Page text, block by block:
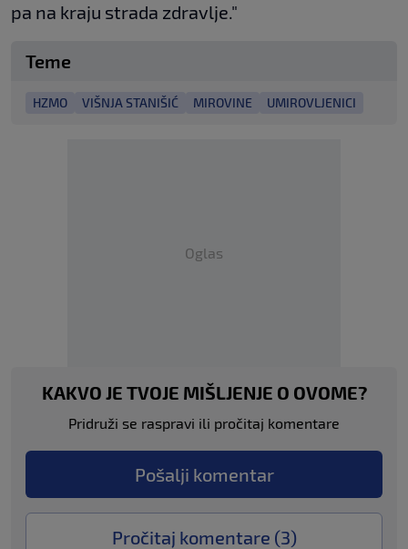
pa na kraju strada zdravlje."
Teme
HZMO VIŠNJA STANIŠIĆ MIROVINE UMIROVLJENICI
Oglas
KAKVO JE TVOJE MIŠLJENJE O OVOME?
Pridruži se raspravi ili pročitaj komentare
Pošalji komentar
Pročitaj komentare (3)